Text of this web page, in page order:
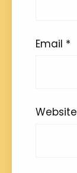
Email *
Website